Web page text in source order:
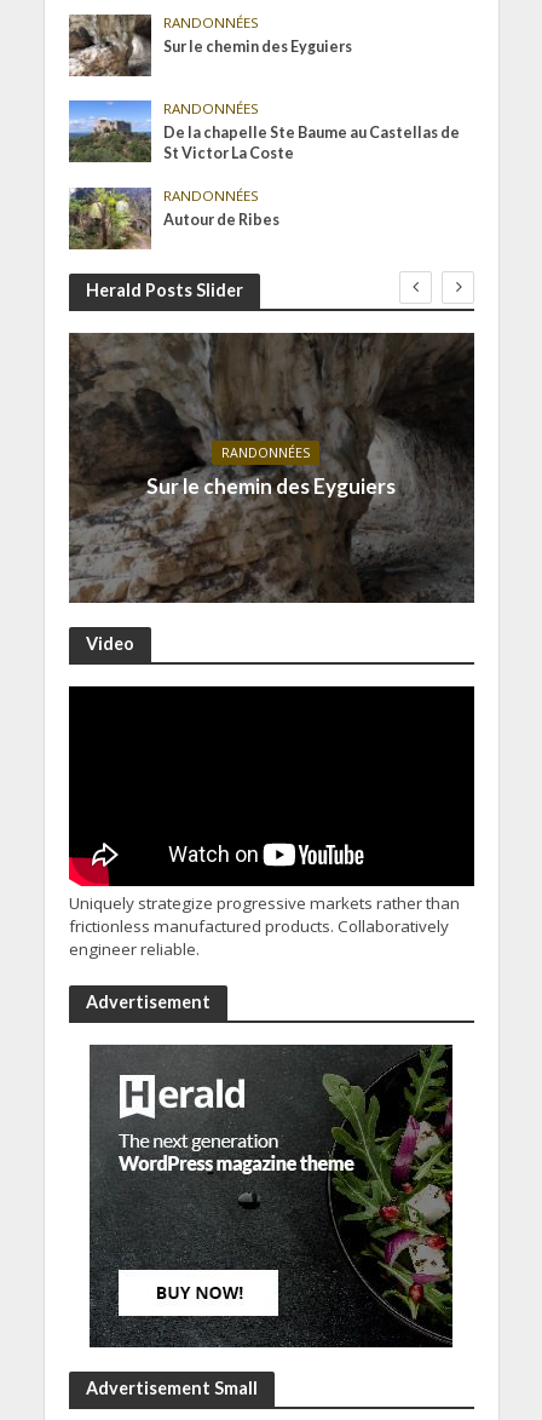
RANDONNÉES
Sur le chemin des Eyguiers
RANDONNÉES
De la chapelle Ste Baume au Castellas de
St Victor La Coste
RANDONNÉES
Autour de Ribes
Herald Posts Slider
RANDONNÉES
Sur le chemin des Eyguiers
Video
Uniquely strategize progressive markets rather than
frictionless manufactured products. Collaboratively
engineer reliable.
Advertisement
Advertisement Small